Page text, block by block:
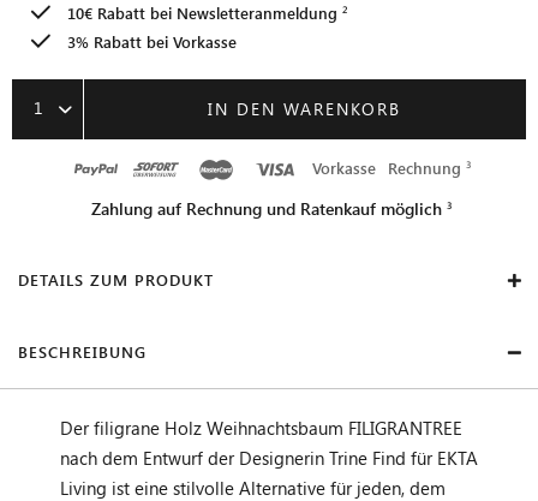
10€ Rabatt bei Newsletteranmeldung
3% Rabatt bei Vorkasse
1 IN DEN WARENKORB
Vorkasse Rechnung
Zahlung auf Rechnung und Ratenkauf möglich
DETAILS ZUM PRODUKT
BESCHREIBUNG
Der filigrane Holz Weihnachtsbaum FILIGRANTREE
nach dem Entwurf der Designerin Trine Find für EKTA
Living ist eine stilvolle Alternative für jeden, dem